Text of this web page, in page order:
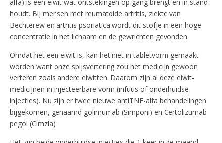
alfa) is een eiwit wat ontstekingen op gang brengt en in stand
houdt. Bij mensen met reumatoide artritis, ziekte van
Bechterew en artritis psoriatica wordt dit stofje in een hoge
concentratie in het lichaam en de gewrichten gevonden.
Omdat het een eiwit is, kan het niet in tabletvorm gemaakt
worden want onze spijsvertering zou het medicijn gewoon
verteren zoals andere eiwitten. Daarom zijn al deze eiwit-
medicijnen in injecteerbare vorm (infuus of onderhuidse
injecties). Nu zijn er twee nieuwe antiTNF-alfa behandelingen
bijgekomen, genaamd golimumab (Simponi) en Certolizumab
pegol (Cimzia).